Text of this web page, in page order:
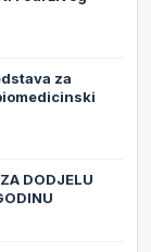
za
DODJELU